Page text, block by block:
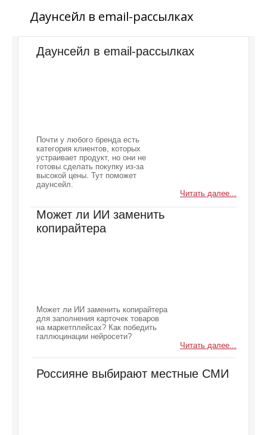
Даунсейл в email-рассылках
Даунсейл в email-рассылках
Почти у любого бренда есть
категория клиентов, которых
устраивает продукт, но они не
готовы сделать покупку из-за
высокой цены. Тут поможет
даунсейл.
Читать далее...
Может ли ИИ заменить
копирайтера
Может ли ИИ заменить копирайтера
для заполнения карточек товаров
на маркетплейсах? Как победить
галлюцинации нейросети?
Читать далее...
Россияне выбирают местные СМИ